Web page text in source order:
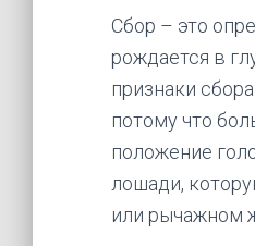
Сбор – это
рождается в
признаки
потому что
положение
лошади,
или рычажном